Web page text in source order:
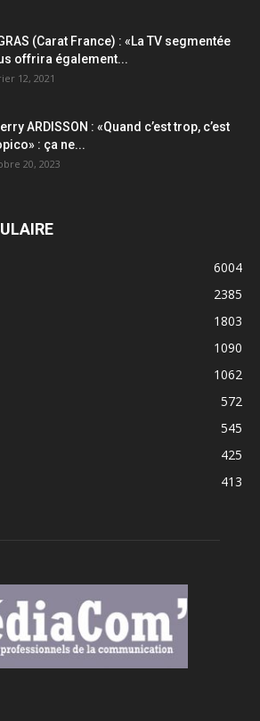
(Carat France) : «La TV segmentée
offrira également...
12, 2021
ARDISSON : «Quand c’est trop, c’est
: ça ne...
20, 2023
6004
2385
1803
1090
1062
572
545
425
413